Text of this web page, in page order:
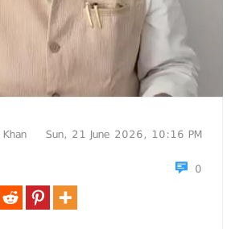
Sun, 21 June 2026, 10:16 PM
0